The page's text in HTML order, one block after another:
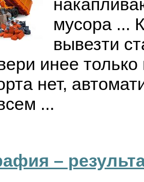
мусора ...
вывезти
инее
нет,
...
–